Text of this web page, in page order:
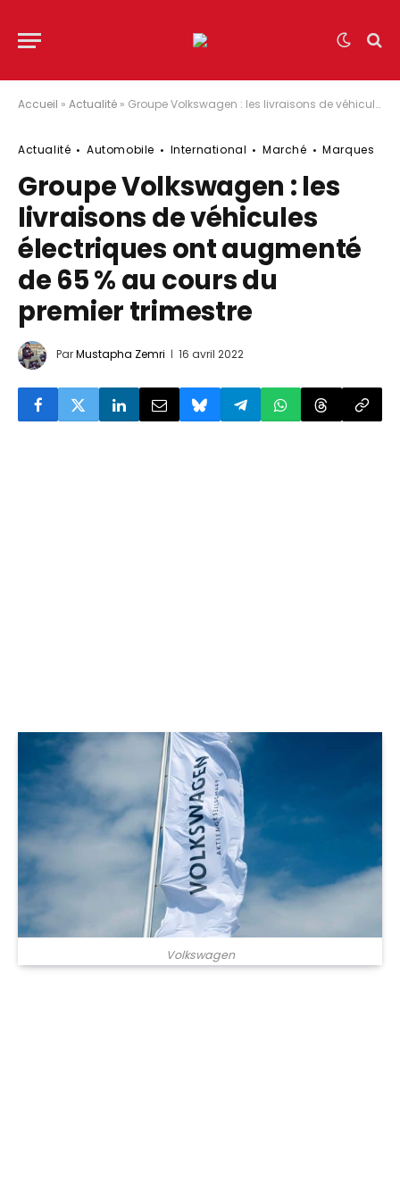
Accueil » Actualité » Groupe Volkswagen : les livraisons de véhicules électriques ont augmenté de 65 % au cours du premier trimestre
Actualité Automobile International Marché Marques
Groupe Volkswagen : les
livraisons de véhicules
électriques ont augmenté
de 65 % au cours du
premier trimestre
ParMustapha Zemri 16 avril 2022
Volkswagen